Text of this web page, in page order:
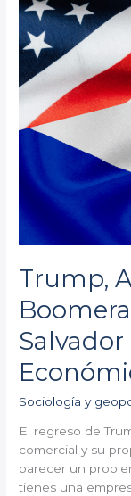
Trump,
Salvador
Sociología y
El regreso de
comercial y su
parecer un
tienes una
El
Salvador
en
Riesgo
Económico?